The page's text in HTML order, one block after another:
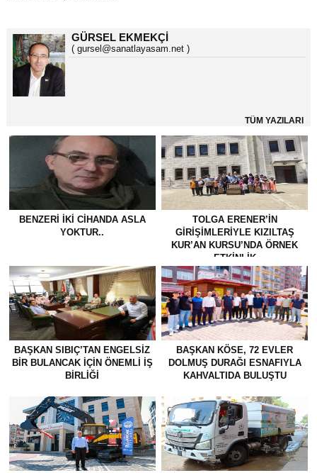
GÜRSEL EKMEKÇİ
( gursel@sanatlayasam.net )
TÜM YAZILARI
BENZERI IKI CIHANDA ASLA
YOKTUR..
TOLGA ERENER’İN
GİRİŞİMLERİYLE KIZILTAŞ
KUR’AN KURSU’NDA ÖRNEK
ETKİNLİK
BAŞKAN SIBIÇ’TAN ENGELSIZ
BIR BULANCAK İÇIN ÖNEMLI İŞ
BIRLIĞI
BAŞKAN KÖSE, 72 EVLER
DOLMUŞ DURAĞI ESNAFIYLA
KAHVALTIDA BULUŞTU